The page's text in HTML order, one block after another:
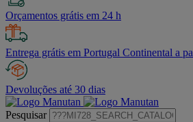
Orçamentos grátis em 24 h
Entrega grátis em Portugal Continental a
Devoluções até 30 dias
Pesquisar